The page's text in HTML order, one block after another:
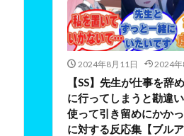
2024年8月11日 2024年
【SS】先生が仕事を辞
に行ってしまうと勘違
使って引き留めにかか
に対する反応集【ブル